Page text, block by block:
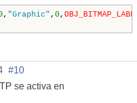
, "Graphic" , 0 ,
#10
se activa en